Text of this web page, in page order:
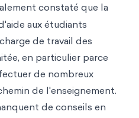
constaté que la
aux étudiants
de travail des
en particulier parce
de nombreux
de l'enseignement.
de conseils en